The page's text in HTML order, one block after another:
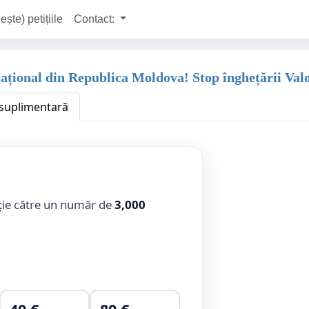
petițiile Contact:
din Republica Moldova! Stop înghețării
către un număr de3,000